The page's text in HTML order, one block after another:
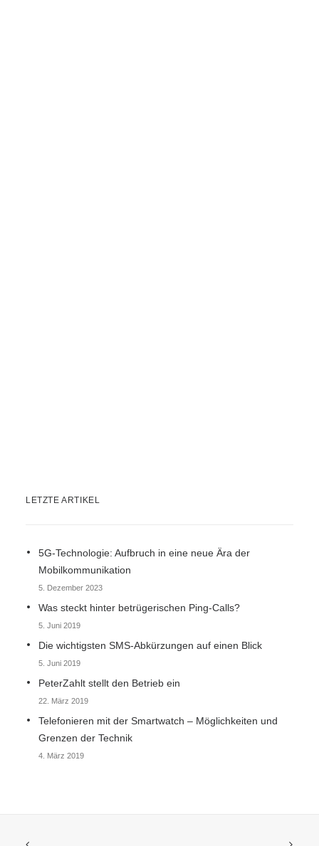
LETZTE ARTIKEL
5G-Technologie: Aufbruch in eine neue Ära der
Mobilkommunikation
5. Dezember 2023
Was steckt hinter betrügerischen Ping-Calls?
5. Juni 2019
Die wichtigsten SMS-Abkürzungen auf einen Blick
5. Juni 2019
PeterZahlt stellt den Betrieb ein
22. März 2019
Telefonieren mit der Smartwatch – Möglichkeiten und
Grenzen der Technik
4. März 2019